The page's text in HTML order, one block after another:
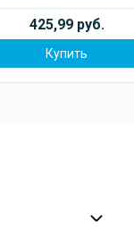
425,99 руб.
Купить